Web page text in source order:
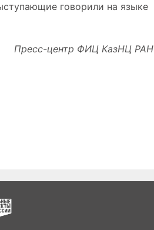
говорили на языке
Пресс-центр ФИЦ КазНЦ РАН